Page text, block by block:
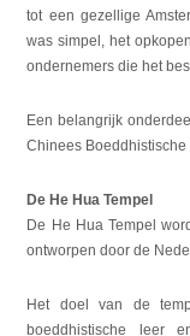
tot een gezellige
was simpel, het
ondernemers die het
Een belangrijk
Chinees
De He Hua Tempel
De He Hua Tempel
ontworpen door de
Het doel van de
boeddhistische leer